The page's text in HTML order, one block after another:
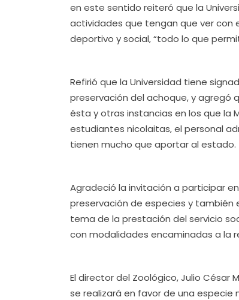
en este sentido reiteró que la
actividades que tengan que ver con
deportivo y social, “todo lo que
Refirió que la Universidad tiene
preservación del achoque, y agregó
ésta y otras instancias en los que la
estudiantes nicolaitas, el personal
tienen mucho que aportar al estado.
Agradeció la invitación a participar
preservación de especies y también
tema de la prestación del servicio
con modalidades encaminadas a la
El director del Zoológico, Julio César
se realizará en favor de una